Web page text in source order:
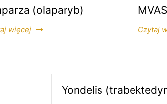
(olaparyb)
więcej Czytaj
Yondelis